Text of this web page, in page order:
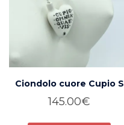
Ciondolo cuore Cupio S
145.00€